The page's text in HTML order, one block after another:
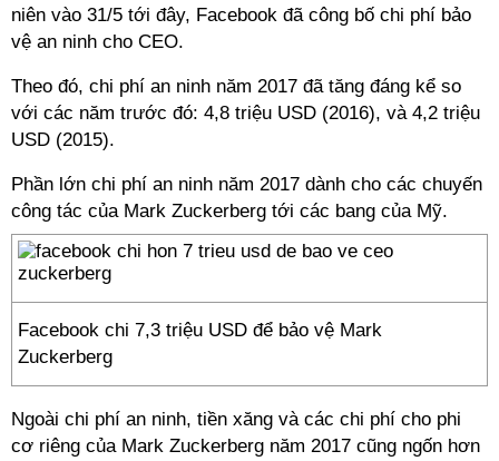
niên vào 31/5 tới đây, Facebook đã công bố chi phí bảo
vệ an ninh cho CEO.
Theo đó, chi phí an ninh năm 2017 đã tăng đáng kể so
với các năm trước đó: 4,8 triệu USD (2016), và 4,2 triệu
USD (2015).
Phần lớn chi phí an ninh năm 2017 dành cho các chuyến
công tác của Mark Zuckerberg tới các bang của Mỹ.
Facebook chi 7,3 triệu USD để bảo vệ Mark
Zuckerberg
Ngoài chi phí an ninh, tiền xăng và các chi phí cho phi
cơ riêng của Mark Zuckerberg năm 2017 cũng ngốn hơn